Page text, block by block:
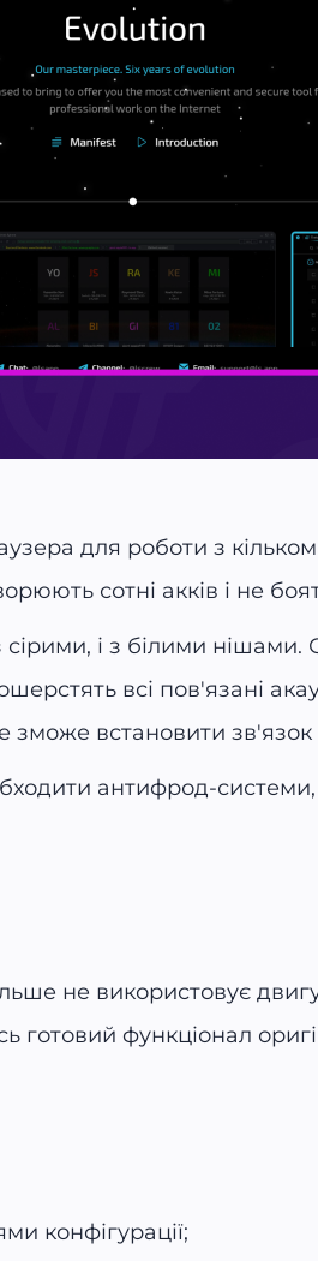
для роботи з
сотні акків і не
і з білими нішами.
всі пов'язані
встановити
антифрод-системи,
не використовує
готовий функціонал
конфігурації;